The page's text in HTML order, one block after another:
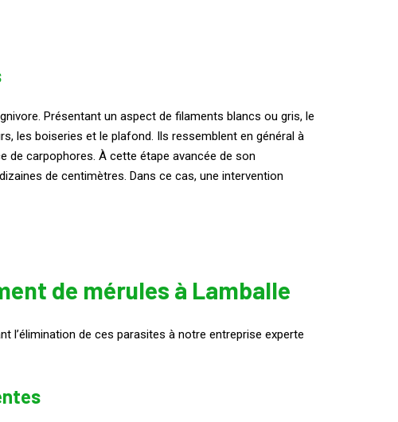
Présentant un aspect de filaments blancs ou gris, le
les boiseries et le plafond. Ils ressemblent en général à
de carpophores. À cette étape avancée de son
de centimètres. Dans ce cas, une intervention
de mérules à Lamballe
l’élimination de ces parasites à notre entreprise experte